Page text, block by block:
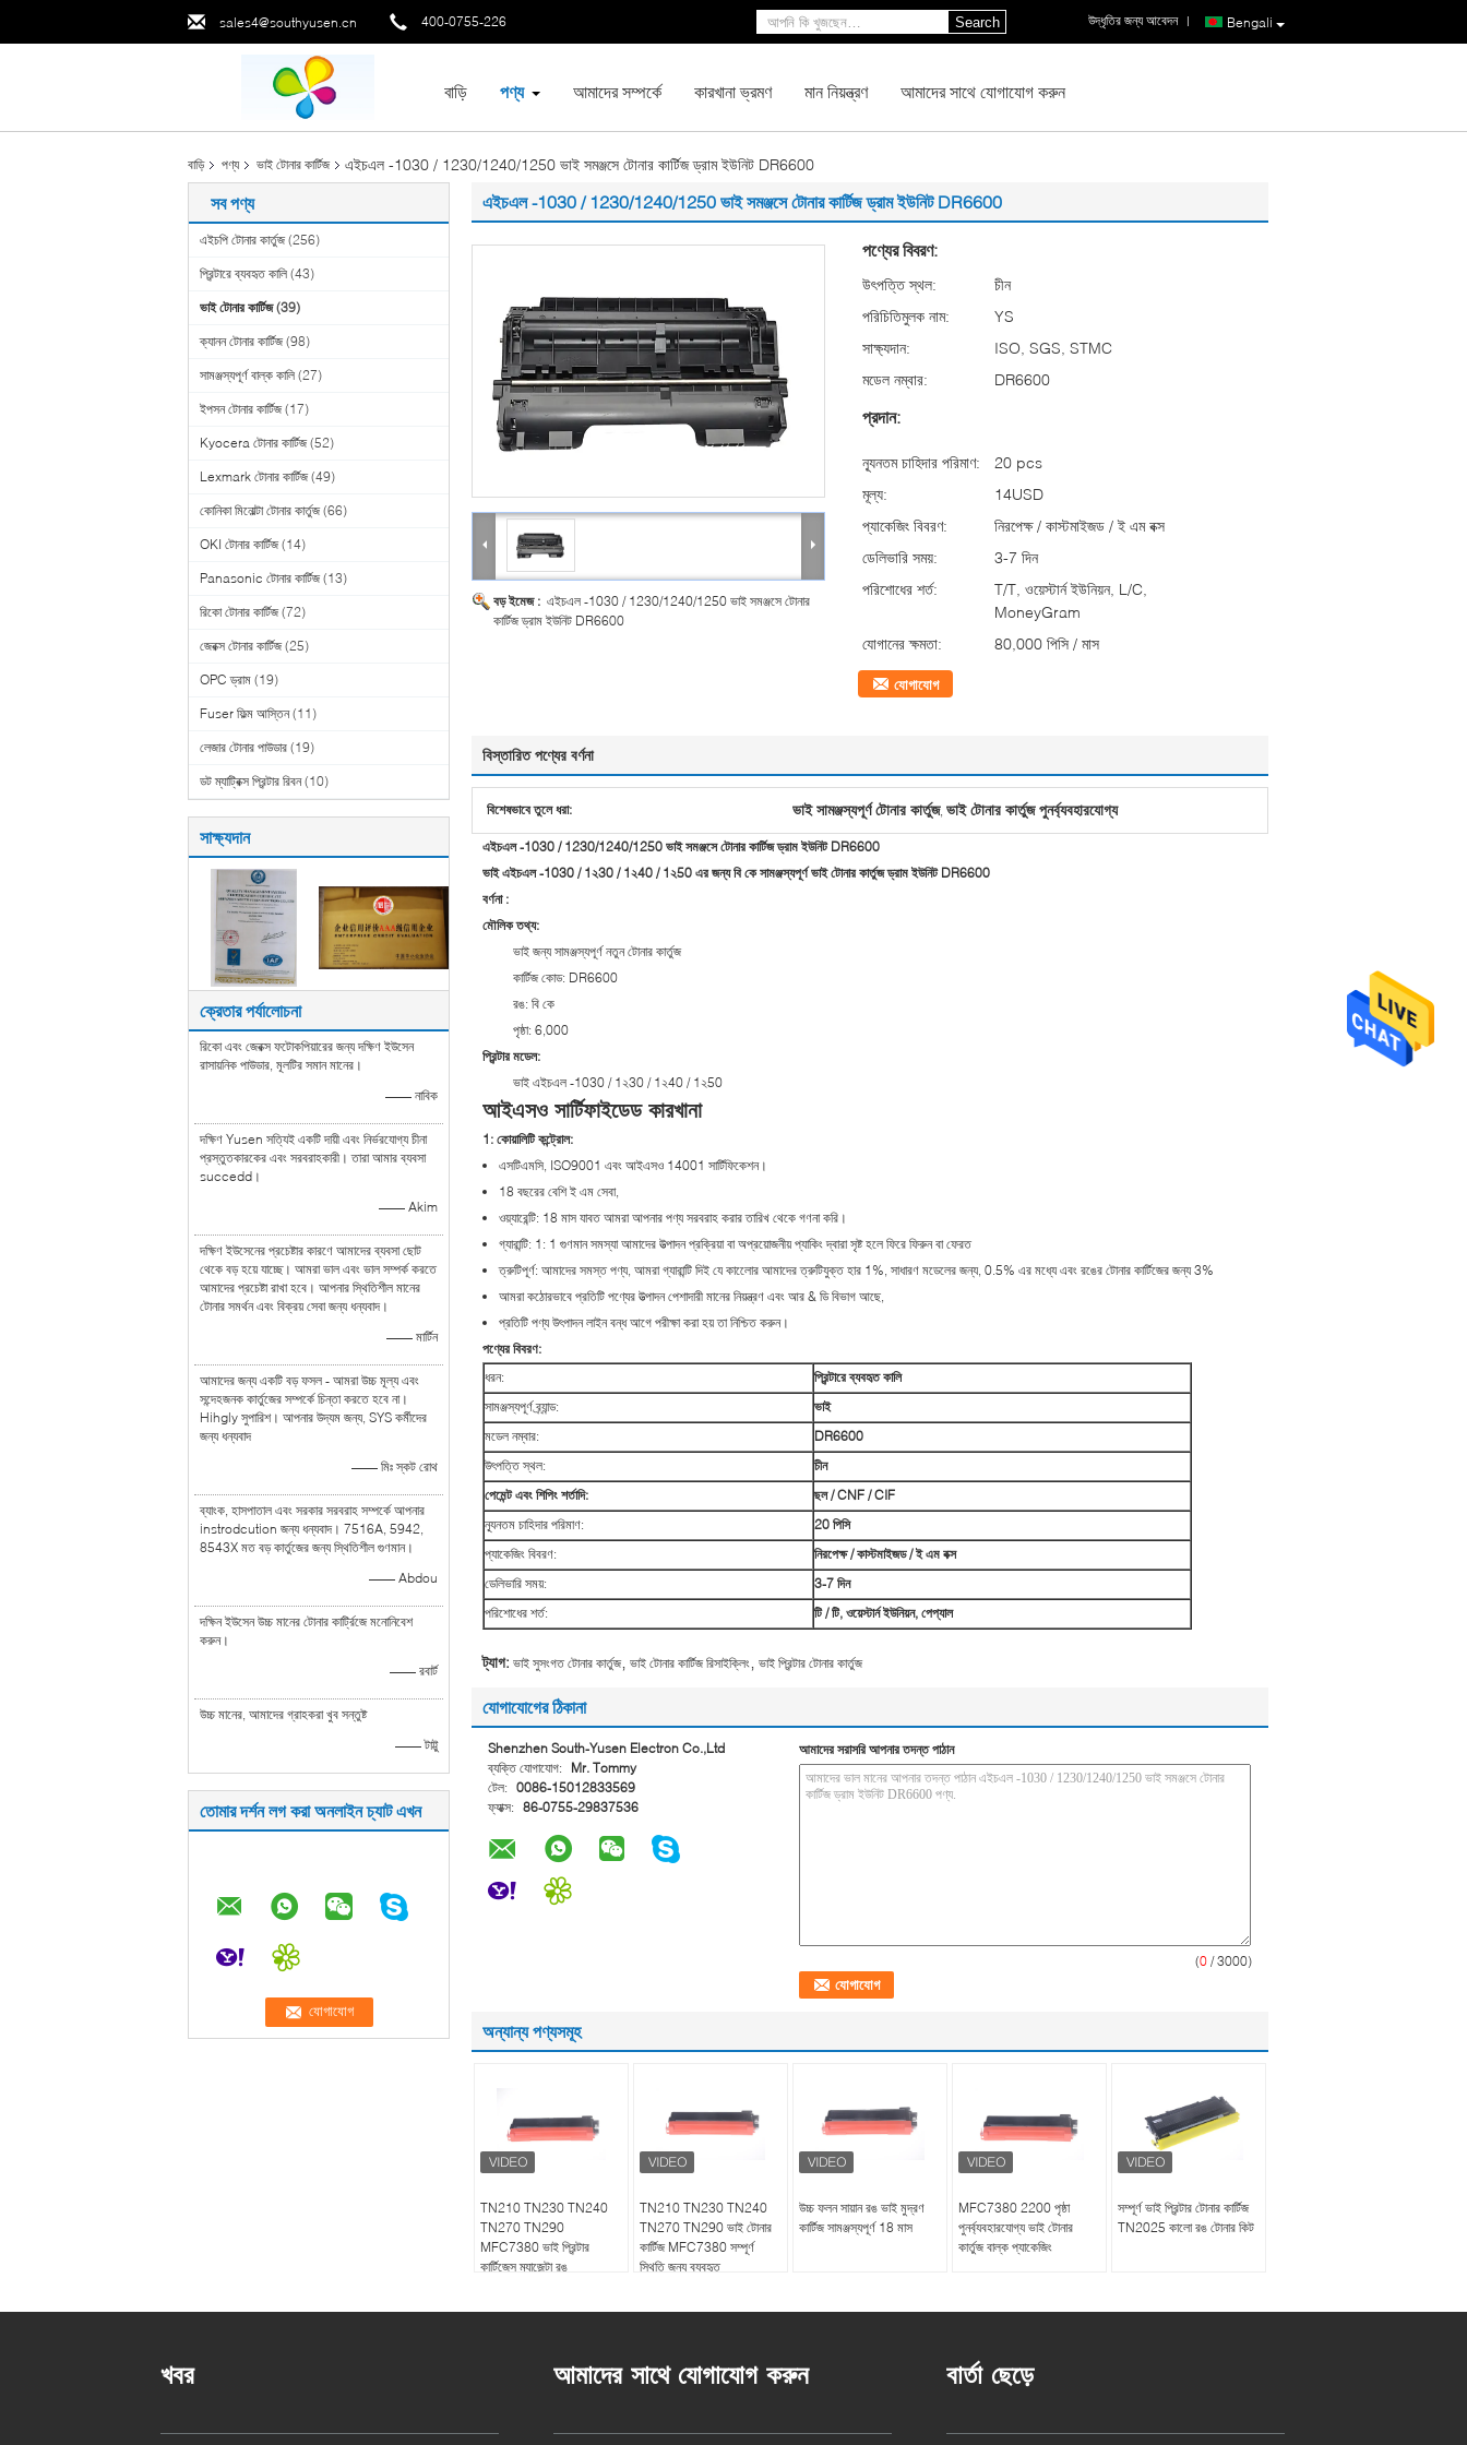
sales4@southyusen.cn 400-0755-226 Bengali
উদ্ধৃতির জন্য আবেদন |
Search
বাড়ি পণ্য আমাদের সম্পর্কে কারখানা ভ্রমণ মান নিয়ন্ত্রণ আমাদের সাথে যোগাযোগ করুন
বাড়ি পণ্য ভাই টোনার কার্টিজ এইচএল -1030 / 1230/1240/1250 ভাই সমঞ্জসে টোনার কার্টিজ ড্রাম ইউনিট DR6600
সব পণ্য
এইচপি টোনার কার্তুজ (256)
প্রিন্টারে ব্যবহৃত কালি (43)
ভাই টোনার কার্টিজ (39)
ক্যানন টোনার কার্টিজ (98)
সামঞ্জস্যপূর্ণ বাল্ক কালি (27)
ইপসন টোনার কার্টিজ (17)
Kyocera টোনার কার্টিজ (52)
Lexmark টোনার কার্টিজ (49)
কোনিকা মিনোল্টা টোনার কার্তুজ (66)
OKI টোনার কার্টিজ (14)
Panasonic টোনার কার্টিজ (13)
রিকো টোনার কার্টিজ (72)
জেরক্স টোনার কার্টিজ (25)
OPC ড্রাম (19)
Fuser ফিল্ম আস্তিন (11)
লেজার টোনার পাউডার (19)
ডট ম্যাট্রিক্স প্রিন্টার রিবন (10)
সাক্ষ্যদান
ক্রেতার পর্যালোচনা
রিকো এবং জেরক্স ফটোকপিয়ারের জন্য দক্ষিণ ইউসেন
রাসায়নিক পাউডার, মূলটির সমান মানের।
—— নাবিক
দক্ষিণ Yusen সত্যিই একটি দায়ী এবং নির্ভরযোগ্য চীনা
প্রস্তুতকারকের এবং সরবরাহকারী। তারা আমার ব্যবসা
succedd।
—— Akim
দক্ষিণ ইউসেনের প্রচেষ্টার কারণে আমাদের ব্যবসা ছোট
থেকে বড় হয়ে যাচ্ছে। আমরা ভাল এবং ভাল সম্পর্ক করতে
আমাদের প্রচেষ্টা রাখা হবে। আপনার স্থিতিশীল মানের
টোনার সমর্থন এবং বিক্রয় সেবা জন্য ধন্যবাদ।
—— মার্টিন
আমাদের জন্য একটি বড় ফসল - আমরা উচ্চ মূল্য এবং
সন্দেহজনক কার্তুজের সম্পর্কে চিন্তা করতে হবে না।
Hihgly সুপারিশ। আপনার উদ্যম জন্য, SYS কর্মীদের
জন্য ধন্যবাদ
—— মিঃ স্কট রোথ
ব্যাংক, হাসপাতাল এবং সরকার সরবরাহ সম্পর্কে আপনার
instrodcution জন্য ধন্যবাদ। 7516A, 5942,
8543X মত বড় কার্তুজের জন্য স্থিতিশীল গুণমান।
—— Abdou
দক্ষিন ইউসেন উচ্চ মানের টোনার কার্ট্রিজে মনোনিবেশ
করুন।
—— রবার্ট
উচ্চ মানের, আমাদের গ্রাহকরা খুব সন্তুষ্ট
—— টাট্টু
তোমার দর্শন লগ করা অনলাইন চ্যাট এখন
এইচএল -1030 / 1230/1240/1250 ভাই সমঞ্জসে টোনার কার্টিজ ড্রাম ইউনিট DR6600
বড় ইমেজ : এইচএল -1030 / 1230/1240/1250 ভাই সমঞ্জসে টোনার
কার্টিজ ড্রাম ইউনিট DR6600
পণ্যের বিবরণ:
উৎপত্তি স্থল:
চীন
পরিচিতিমুলক নাম:
YS
সাক্ষ্যদান:
ISO, SGS, STMC
মডেল নম্বার:
DR6600
প্রদান:
ন্যূনতম চাহিদার পরিমাণ:
20 pcs
মূল্য:
14USD
প্যাকেজিং বিবরণ:
নিরপেক্ষ / কাস্টমাইজড / ই এম বক্স
ডেলিভারি সময়:
3-7 দিন
পরিশোধের শর্ত:
T/T, ওয়েস্টার্ন ইউনিয়ন, L/C,
MoneyGram
যোগানের ক্ষমতা:
80,000 পিসি / মাস
যোগাযোগ
বিস্তারিত পণ্যের বর্ণনা
বিশেষভাবে তুলে ধরা: ভাই সামঞ্জস্যপূর্ণ টোনার কার্তুজ, ভাই টোনার কার্তুজ পুনর্ব্যবহারযোগ্য
এইচএল -1030 / 1230/1240/1250 ভাই সমঞ্জসে টোনার কার্টিজ ড্রাম ইউনিট DR6600
ভাই এইচএল -1030 / 1২30 / 1২40 / 1২50 এর জন্য বি কে সামঞ্জস্যপূর্ণ ভাই টোনার কার্তুজ ড্রাম ইউনিট DR6600
বর্ণনা :
মৌলিক তথ্য:
ভাই জন্য সামঞ্জস্যপূর্ণ নতুন টোনার কার্তুজ
কার্টিজ কোড: DR6600
রঙ: বি কে
পৃষ্ঠা: 6,000
প্রিন্টার মডেল:
ভাই এইচএল -1030 / 1২30 / 1২40 / 1২50
আইএসও সার্টিফাইডেড কারখানা
1: কোয়ালিটি কন্ট্রোল:
এসটিএমসি, ISO9001 এবং আইএসও 14001 সার্টিফিকেশন।
18 বছরের বেশি ই এম সেবা,
ওয়্যারেন্টি: 18 মাস যাবত আমরা আপনার পণ্য সরবরাহ করার তারিখ থেকে গণনা করি।
গ্যারান্টি: 1: 1 গুণমান সমস্যা আমাদের উত্পাদন প্রক্রিয়া বা অপ্রয়োজনীয় প্যাকিং দ্বারা সৃষ্ট হলে ফিরে ফিরুন বা ফেরত
ত্রুটিপূর্ণ: আমাদের সমস্ত পণ্য, আমরা গ্যারান্টি দিই যে কালোের আমাদের ত্রুটিযুক্ত হার 1%, সাধারণ মডেলের জন্য, 0.5% এর মধ্যে এবং রঙের টোনার কার্টিজের জন্য 3%
আমরা কঠোরভাবে প্রতিটি পণ্যের উত্পাদন পেশাদারী মানের নিয়ন্ত্রণ এবং আর & ডি বিভাগ আছে,
প্রতিটি পণ্য উৎপাদন লাইন বন্ধ আগে পরীক্ষা করা হয় তা নিশ্চিত করুন।
পণ্যের বিবরণ:
ধরন:
প্রিন্টারে ব্যবহৃত কালি
সামঞ্জস্যপূর্ণ ব্র্যান্ড:
ভাই
মডেল নম্বার:
DR6600
উৎপত্তি স্থল:
চীন
পেমেন্ট এবং শিপিং শর্তাদি:
ছল / CNF / CIF
ন্যূনতম চাহিদার পরিমাণ:
20 পিসি
প্যাকেজিং বিবরণ:
নিরপেক্ষ / কাস্টমাইজড / ই এম বক্স
ডেলিভারি সময়:
3-7 দিন
পরিশোধের শর্ত:
টি / টি, ওয়েস্টার্ন ইউনিয়ন, পেপ্যাল
ট্যাগ: ভাই সুসংগত টোনার কার্তুজ, ভাই টোনার কার্টিজ রিসাইক্লিং ভাই প্রিন্টার টোনার কার্তুজ
যোগাযোগের ঠিকানা
Shenzhen South-Yusen Electron Co.,Ltd
ব্যক্তি যোগাযোগ:
Mr. Tommy
টেল: 0086-15012833569
ফ্যাক্স: 86-0755-29837536
আমাদের সরাসরি আপনার তদন্ত পাঠান
(0 / 3000)
অন্যান্য পণ্যসমূহ
TN210 TN230 TN240
TN270 TN290
MFC7380 ভাই প্রিন্টার
কার্টিজেস ম্যাজেন্টা রঙ
TN210 TN230 TN240
TN270 TN290 ভাই টোনার
কার্টিজ MFC7380 সম্পূর্ণ
স্থিতি জন্য ব্যবহৃত
উচ্চ ফলন সায়ান রঙ ভাই মুদ্রণ
কার্টিজ সামঞ্জস্যপূর্ণ 18 মাস
MFC7380 2200 পৃষ্ঠা
পুনর্ব্যবহারযোগ্য ভাই টোনার
কার্তুজ বাল্ক প্যাকেজিং
সম্পূর্ণ ভাই প্রিন্টার টোনার কার্টিজ
TN2025 কালো রঙ টোনার কিট
খবর আমাদের সাথে যোগাযোগ করুন বার্তা ছেড়ে